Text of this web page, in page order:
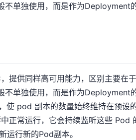
不单独使用，而是作为Deployment
提供同样高可用能力，区别主要在
不单独使用，而是作为Deployment
使 pod 副本的数量始终维持在预设
正常运行，它会持续监听这些 Pod
行新的Pod副本。